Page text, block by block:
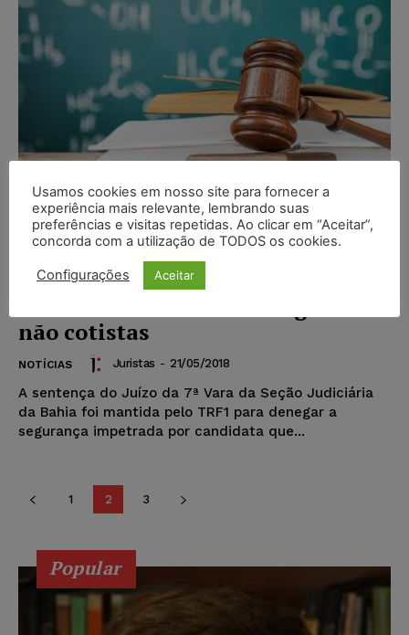
Candidata não poderá se
matricular por não ter se
não cotistas
NOTÍCIAS Juristas - 21/05/2018
A sentença do Juízo da 7ª Vara da Seção Judiciária
da Bahia foi mantida pelo TRF1 para denegar a
segurança impetrada por candidata que...
1 2 3
Popular
Usamos cookies em nosso site para fornecer a
experiência mais relevante, lembrando suas
preferências e visitas repetidas. Ao clicar em “Aceitar”,
concorda com a utilização de TODOS os cookies.
Configurações Aceitar